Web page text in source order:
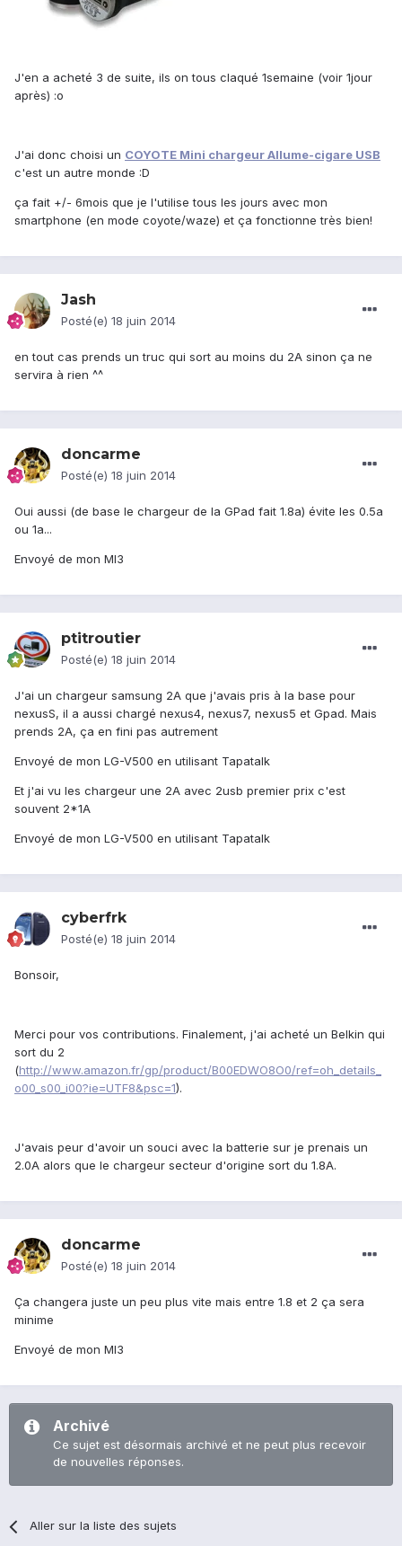
J'en a acheté 3 de suite, ils on tous claqué 1semaine (voir 1jour
après) :o
J'ai donc choisi un COYOTE Mini chargeur Allume-cigare USB
c'est un autre monde :D
ça fait +/- 6mois que je l'utilise tous les jours avec mon
smartphone (en mode coyote/waze) et ça fonctionne très bien!
Jash
Posté(e) 18 juin 2014
en tout cas prends un truc qui sort au moins du 2A sinon ça ne
servira à rien ^^
doncarme
Posté(e) 18 juin 2014
Oui aussi (de base le chargeur de la GPad fait 1.8a) évite les 0.5a
ou 1a...
Envoyé de mon MI3
ptitroutier
Posté(e) 18 juin 2014
J'ai un chargeur samsung 2A que j'avais pris à la base pour
nexusS, il a aussi chargé nexus4, nexus7, nexus5 et Gpad. Mais
prends 2A, ça en fini pas autrement
Envoyé de mon LG-V500 en utilisant Tapatalk
Et j'ai vu les chargeur une 2A avec 2usb premier prix c'est
souvent 2*1A
Envoyé de mon LG-V500 en utilisant Tapatalk
cyberfrk
Posté(e) 18 juin 2014
Bonsoir,
Merci pour vos contributions. Finalement, j'ai acheté un Belkin qui
sort du 2
(http://www.amazon.fr/gp/product/B00EDWO8O0/ref=oh_details_
o00_s00_i00?ie=UTF8&psc=1).
J'avais peur d'avoir un souci avec la batterie sur je prenais un
2.0A alors que le chargeur secteur d'origine sort du 1.8A.
doncarme
Posté(e) 18 juin 2014
Ça changera juste un peu plus vite mais entre 1.8 et 2 ça sera
minime
Envoyé de mon MI3
Archivé
Ce sujet est désormais archivé et ne peut plus recevoir
de nouvelles réponses.
Aller sur la liste des sujets